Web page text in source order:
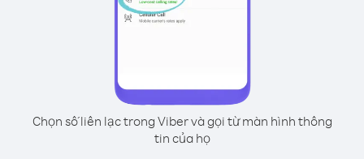
Chọn số liên lạc trong Viber và gọi từ màn hình thông
tin của họ